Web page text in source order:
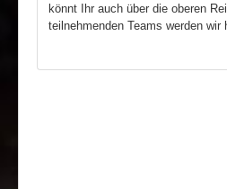
könnt Ihr auch über die oberen
teilnehmenden Teams werden wir